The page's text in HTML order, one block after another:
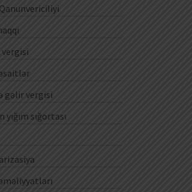
gəlir vergisi
yığım sığortası